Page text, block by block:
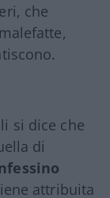
che
si dice che
di
attribuita